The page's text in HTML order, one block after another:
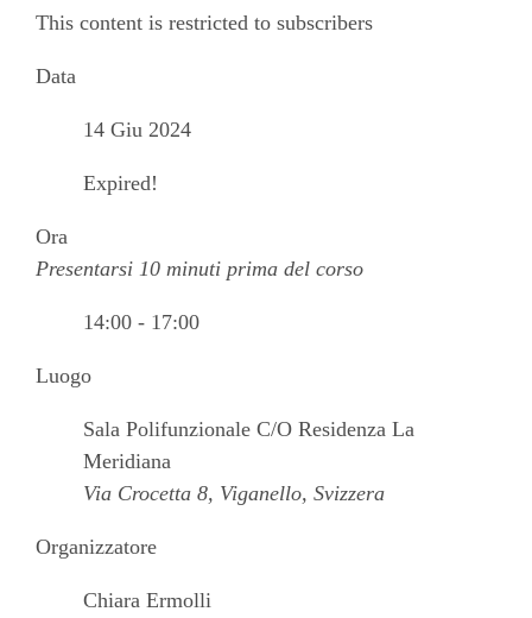
This content is restricted to subscribers
Data
14 Giu 2024
Expired!
Ora
Presentarsi 10 minuti prima del corso
14:00 - 17:00
Luogo
Sala Polifunzionale C/O Residenza La
Meridiana
Via Crocetta 8, Viganello, Svizzera
Organizzatore
Chiara Ermolli